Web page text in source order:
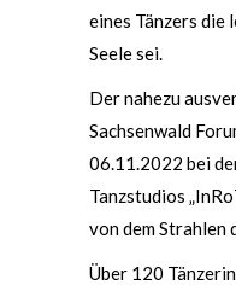
eines Tänzers die
Seele sei.
Der nahezu
Sachsenwald
06.11.2022 bei
Tanzstudios
von dem Strahlen
Über 120